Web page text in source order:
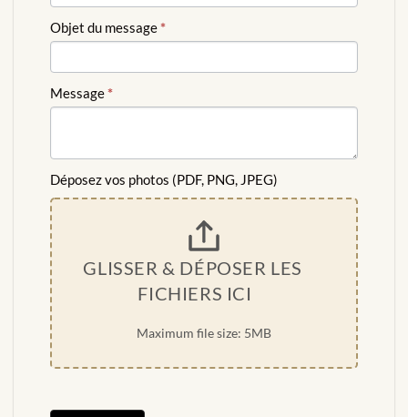
Objet du message*
Message*
Déposez vos photos (PDF, PNG, JPEG)
GLISSER & DÉPOSER LES
FICHIERS ICI
Maximum file size: 5MB